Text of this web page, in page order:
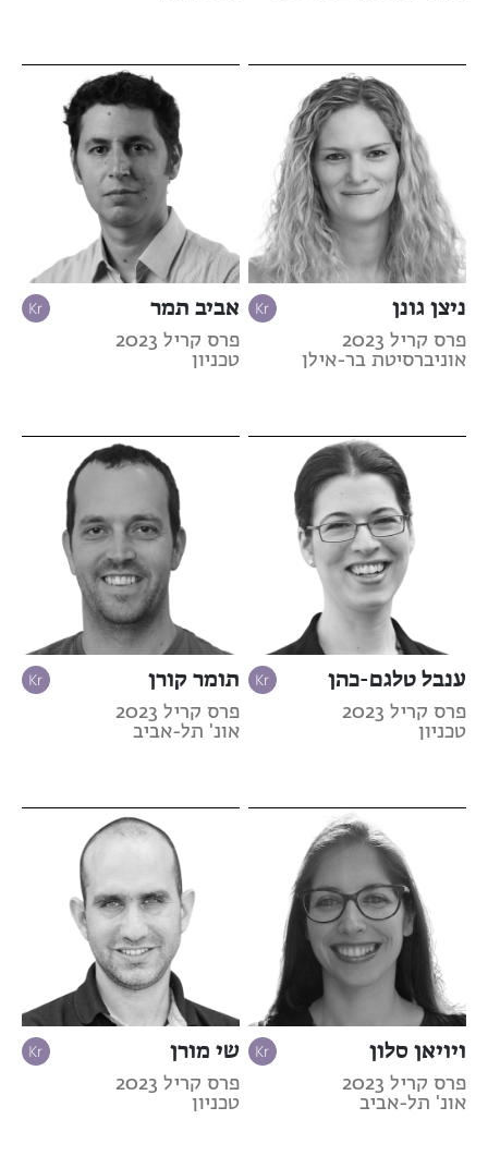
ניצן גונן
פרס קריל 2023
אוניברסיטת בר-אילן
אביב תמר
פרס קריל 2023
טכניון
ענבל טלגם-כהן
פרס קריל 2023
טכניון
תומר קורן
פרס קריל 2023
אונ' תל-אביב
ויויאן סלון
פרס קריל 2023
אונ' תל-אביב
שי מורן
פרס קריל 2023
טכניון